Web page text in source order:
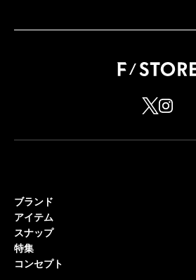
ブランド
アイテム
スナップ
特集
コンセプト